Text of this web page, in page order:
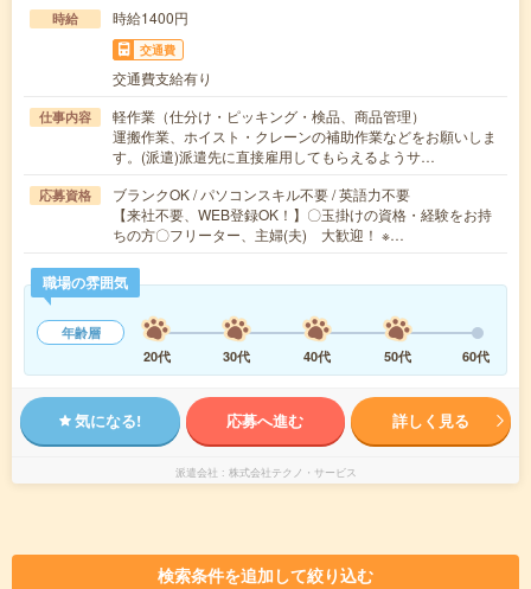
時給 時給1400円
交通費
交通費支給有り
仕事内容
軽作業（仕分け・ピッキング・検品、商品管理）
運搬作業、ホイスト・クレーンの補助作業などをお願いしま
す。(派遣)派遣先に直接雇用してもらえるようサ…
応募資格
ブランクOK / パソコンスキル不要 / 英語力不要
【来社不要、WEB登録OK！】〇玉掛けの資格・経験をお持
ちの方〇フリーター、主婦(夫) 大歓迎！ ※…
職場の雰囲気
年齢層
20代
30代 40代 50代 60代
気になる! 応募へ進む 詳しく見る
派遣会社 株式会社テクノ・サービス
検索条件を追加して絞り込む